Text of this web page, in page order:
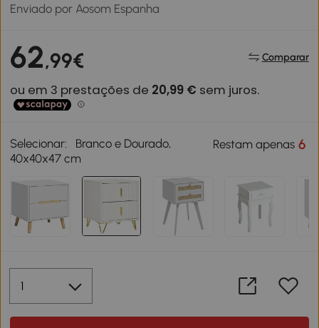
Enviado por Aosom Espanha
62,99€ Comparar
Selecionar:
Branco e Dourado,
40x40x47 cm
Restam apenas6